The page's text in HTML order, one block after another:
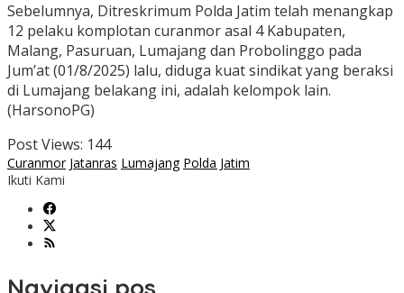
Sebelumnya, Ditreskrimum Polda Jatim telah menangkap
12 pelaku komplotan curanmor asal 4 Kabupaten,
Malang, Pasuruan, Lumajang dan Probolinggo pada
Jum’at (01/8/2025) lalu, diduga kuat sindikat yang beraksi
di Lumajang belakang ini, adalah kelompok lain.
(HarsonoPG)
Post Views: 144
Curanmor Jatanras Lumajang Polda Jatim
Ikuti Kami
Navigasi pos